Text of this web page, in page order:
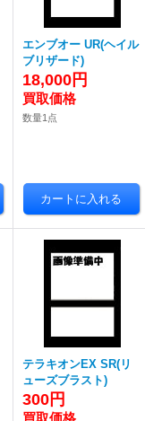
エンブオー UR(ヘイル
ブリザード)
18,000円
数量1点
テラキオンEX SR(リ
ューズブラスト)
300円